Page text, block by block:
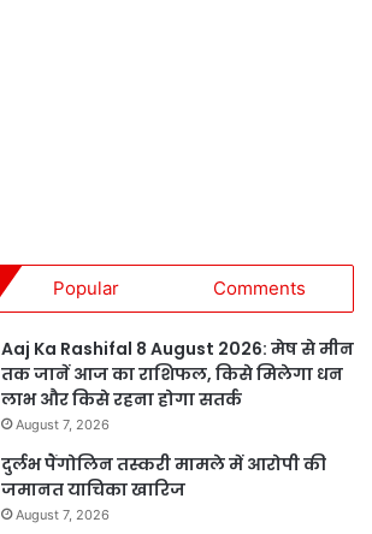
Popular Comments
Aaj Ka Rashifal 8 August 2026: मेष से मीन
तक जानें आज का राशिफल, किसे मिलेगा धन
लाभ और किसे रहना होगा सतर्क
August 7, 2026
दुर्लभ पैंगोलिन तस्करी मामले में आरोपी की
जमानत याचिका खारिज
August 7, 2026